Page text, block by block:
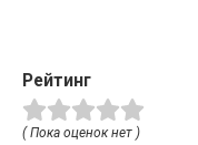
Рейтинг
( Пока оценок нет )